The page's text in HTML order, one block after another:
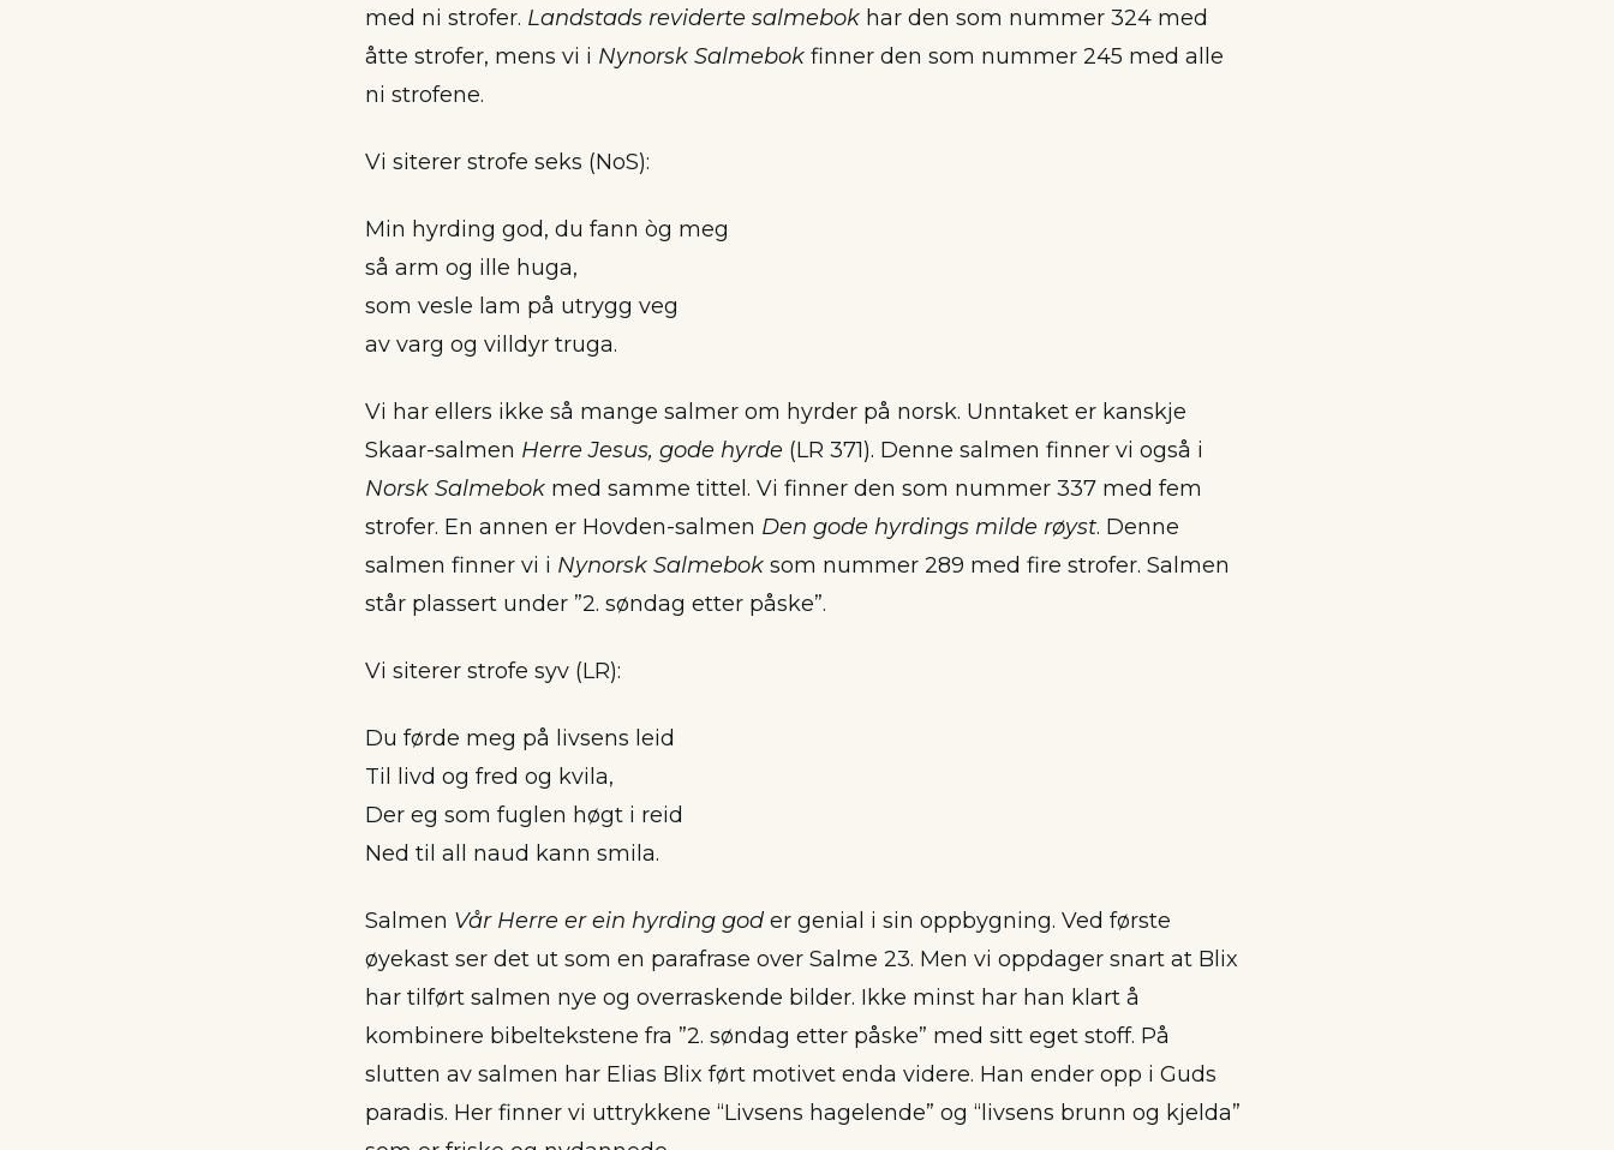
med ni strofer. Landstads reviderte salmebok har den som nummer 324 med
åtte strofer, mens vi i Nynorsk Salmebok finner den som nummer 245 med alle
ni strofene.
Vi siterer strofe seks (NoS):
Min hyrding god, du fann òg meg
så arm og ille huga,
som vesle lam på utrygg veg
av varg og villdyr truga.
Vi har ellers ikke så mange salmer om hyrder på norsk. Unntaket er kanskje
Skaar-salmen Herre Jesus, gode hyrde (LR 371). Denne salmen finner vi også i
Norsk Salmebok med samme tittel. Vi finner den som nummer 337 med fem
strofer. En annen er Hovden-salmen Den gode hyrdings milde røyst. Denne
salmen finner vi i Nynorsk Salmebok som nummer 289 med fire strofer. Salmen
står plassert under ”2. søndag etter påske”.
Vi siterer strofe syv (LR):
Du førde meg på livsens leid
Til livd og fred og kvila,
Der eg som fuglen høgt i reid
Ned til all naud kann smila.
Salmen Vår Herre er ein hyrding god er genial i sin oppbygning. Ved første
øyekast ser det ut som en parafrase over Salme 23. Men vi oppdager snart at Blix
har tilført salmen nye og overraskende bilder. Ikke minst har han klart å
kombinere bibeltekstene fra ”2. søndag etter påske” med sitt eget stoff. På
slutten av salmen har Elias Blix ført motivet enda videre. Han ender opp i Guds
paradis. Her finner vi uttrykkene “Livsens hagelende” og “livsens brunn og kjelda”